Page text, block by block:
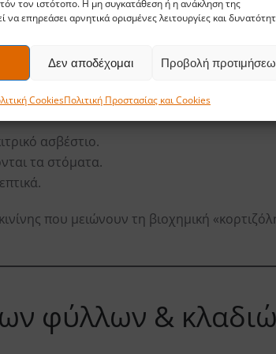
τον ιστότοπο. Η μη συγκατάθεση ή η ανάκληση της
να επηρεάσει αρνητικά ορισμένες λειτουργίες και
Δεν αποδέχομαι Προβολή
CookiesΠολιτική Προστασίας και Cookies
ασβέστιο.
τα στόματα.
που μειώνουν τη βιοχημική
φύλλων &